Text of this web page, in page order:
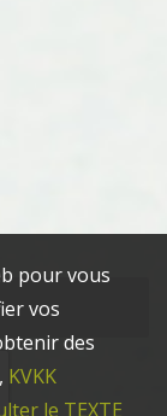
pour vous
vos
des
KVKK
le TEXTE